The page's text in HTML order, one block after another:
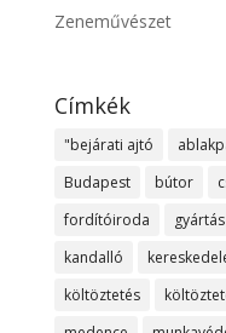
Zeneművészet
Címkék
"bejárati ajtó
Budapest
bútor
fordítóiroda
gyártás
kandalló
költöztetés